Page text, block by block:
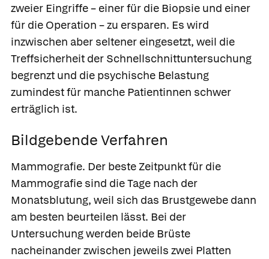
zweier Eingriffe – einer für die Biopsie und einer
für die Operation – zu ersparen. Es wird
inzwischen aber seltener eingesetzt, weil die
Treffsicherheit der Schnellschnittuntersuchung
begrenzt und die psychische Belastung
zumindest für manche Patientinnen schwer
erträglich ist.
Bildgebende Verfahren
Mammografie. Der beste Zeitpunkt für die
Mammografie sind die Tage nach der
Monatsblutung, weil sich das Brustgewebe dann
am besten beurteilen lässt. Bei der
Untersuchung werden beide Brüste
nacheinander zwischen jeweils zwei Platten